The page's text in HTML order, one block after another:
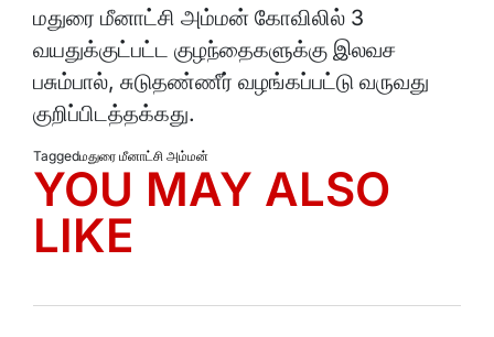
மதுரை மீனாட்சி அம்மன் கோவிலில் 3
வயதுக்குட்பட்ட குழந்தைகளுக்கு இலவச
பசும்பால், சுடுதண்ணீர் வழங்கப்பட்டு வருவது
குறிப்பிடத்தக்கது.
Taggedமதுரை மீனாட்சி அம்மன்
YOU MAY ALSO
LIKE